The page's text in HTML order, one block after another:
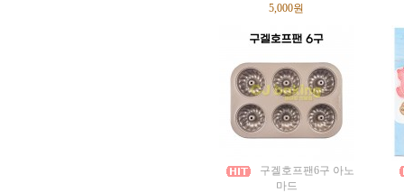
5,000원
구겔호프팬6구 아노
마드